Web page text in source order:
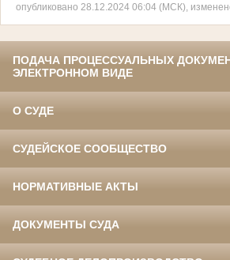
опубликовано 28.12.2024 06:04 (МСК),
ПОДАЧА ПРОЦЕССУАЛЬНЫХ
ЭЛЕКТРОННОМ ВИДЕ
О СУДЕ
СУДЕЙСКОЕ СООБЩЕСТВО
НОРМАТИВНЫЕ АКТЫ
ДОКУМЕНТЫ СУДА